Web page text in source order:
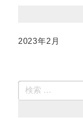
2023年2月